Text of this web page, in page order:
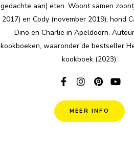
gedachte aan) eten. Woont samen
2017) en Cody (november 2019), hond
Dino en Charlie in Apeldoorn.
kookboeken, waaronder de bestseller
kookboek (2023).
MEER INFO